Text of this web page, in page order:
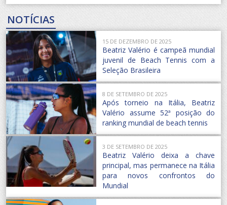
NOTÍCIAS
15 DE DEZEMBRO DE 2025
Beatriz Valério é campeã mundial
juvenil de Beach Tennis com a
Seleção Brasileira
8 DE SETEMBRO DE 2025
Após torneio na Itália, Beatriz
Valério assume 52ª posição do
ranking mundial de beach tennis
3 DE SETEMBRO DE 2025
Beatriz Valério deixa a chave
principal, mas permanece na Itália
para novos confrontos do
Mundial